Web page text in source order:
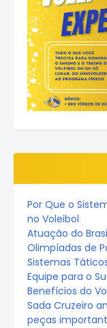
Por Que o
no Voleibol
Atuação do
Olimpíadas de
Sistemas
Equipe para o
Benefícios do
Sada Cruzeiro
peças